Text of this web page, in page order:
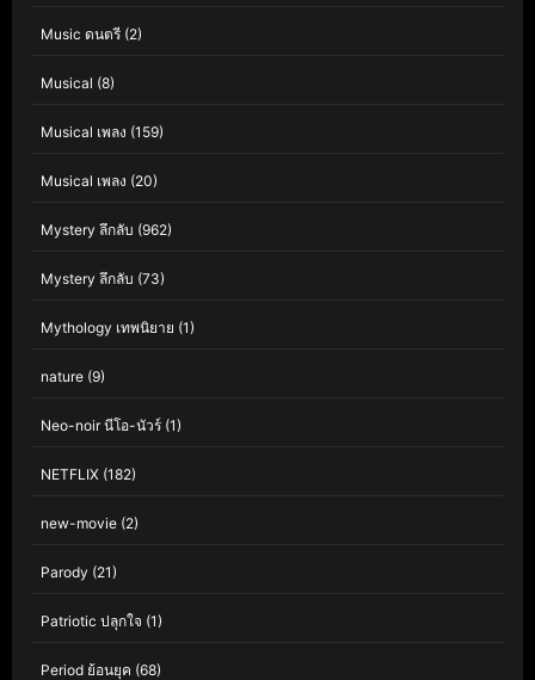
Music ดนตรี (2)
Musical (8)
Musical เพลง (159)
Musical เพลง (20)
Mystery ลึกลับ (962)
Mystery ลึกลับ (73)
Mythology เทพนิยาย (1)
nature (9)
Neo-noir นีโอ-นัวร์ (1)
NETFLIX (182)
new-movie (2)
Parody (21)
Patriotic ปลุกใจ (1)
Period ย้อนยุค (68)